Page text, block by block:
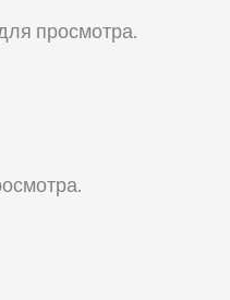
просмотра.